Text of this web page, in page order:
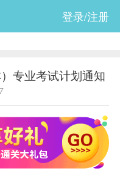
登录/注册
专业考试计划通知